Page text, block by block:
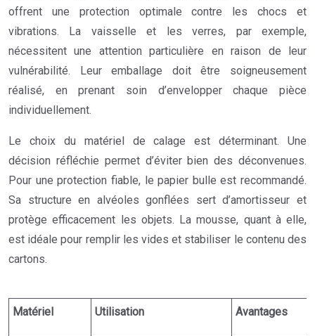
offrent une protection optimale contre les chocs et
vibrations. La vaisselle et les verres, par exemple,
nécessitent une attention particulière en raison de leur
vulnérabilité. Leur emballage doit être soigneusement
réalisé, en prenant soin d’envelopper chaque pièce
individuellement.
Le choix du matériel de calage est déterminant. Une
décision réfléchie permet d’éviter bien des déconvenues.
Pour une protection fiable, le papier bulle est recommandé.
Sa structure en alvéoles gonflées sert d’amortisseur et
protège efficacement les objets. La mousse, quant à elle,
est idéale pour remplir les vides et stabiliser le contenu des
cartons.
Matériel Utilisation Avantages